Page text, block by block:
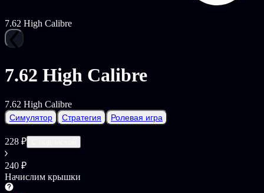
7.62 High Calibre
7.62 High Calibre
7.62 High Calibre
Симулятор Стратегия Ролевая игра
228 ₽
240 ₽
Начислим крышки